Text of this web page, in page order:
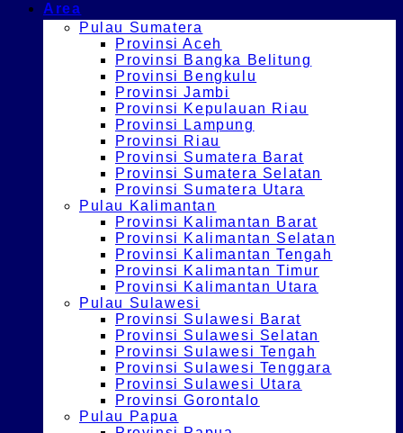
Area
Pulau Sumatera
Provinsi Aceh
Provinsi Bangka Belitung
Provinsi Bengkulu
Provinsi Jambi
Provinsi Kepulauan Riau
Provinsi Lampung
Provinsi Riau
Provinsi Sumatera Barat
Provinsi Sumatera Selatan
Provinsi Sumatera Utara
Pulau Kalimantan
Provinsi Kalimantan Barat
Provinsi Kalimantan Selatan
Provinsi Kalimantan Tengah
Provinsi Kalimantan Timur
Provinsi Kalimantan Utara
Pulau Sulawesi
Provinsi Sulawesi Barat
Provinsi Sulawesi Selatan
Provinsi Sulawesi Tengah
Provinsi Sulawesi Tenggara
Provinsi Sulawesi Utara
Provinsi Gorontalo
Pulau Papua